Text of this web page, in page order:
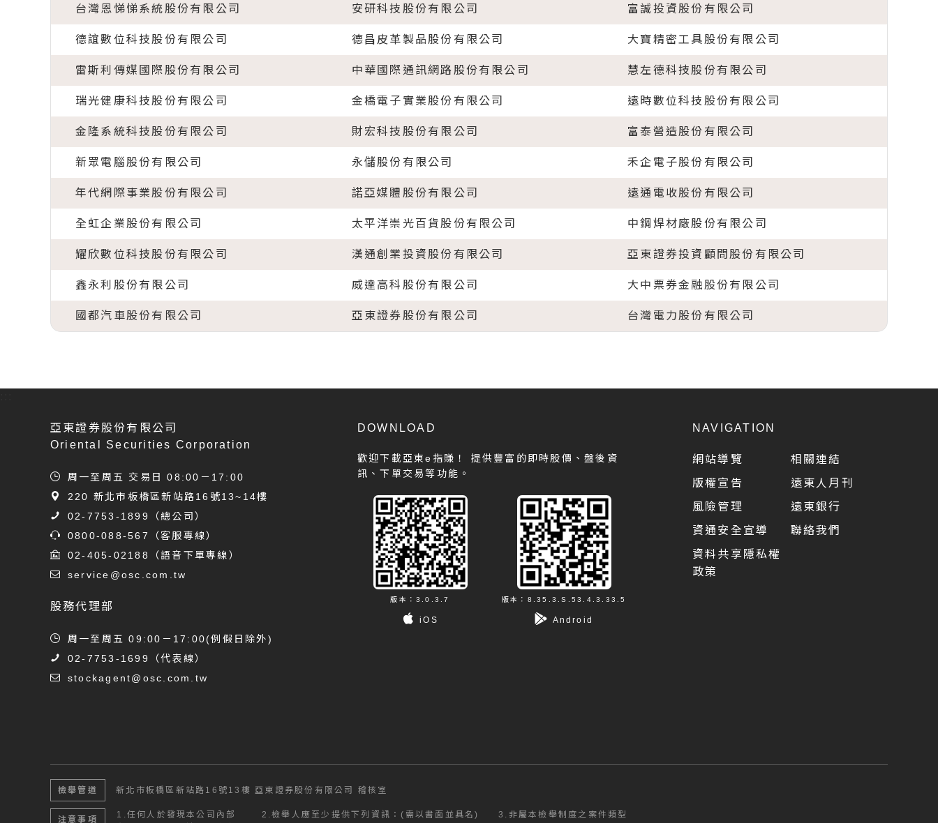
台灣恩悌悌系統股份有限公司 安研科技股份有限公司 富誠投資股份有限公司
德誼數位科技股份有限公司 德昌皮革製品股份有限公司 大寶精密工具股份有限公司
雷斯利傳媒國際股份有限公司 中華國際通訊網路股份有限公司 慧左德科技股份有限公司
瑞光健康科技股份有限公司 金橋電子實業股份有限公司 遠時數位科技股份有限公司
金隆系統科技股份有限公司 財宏科技股份有限公司 富泰營造股份有限公司
新眾電腦股份有限公司 永儲股份有限公司 禾企電子股份有限公司
年代網際事業股份有限公司 諾亞媒體股份有限公司 遠通電收股份有限公司
全虹企業股份有限公司 太平洋崇光百貨股份有限公司 中鋼焊材廠股份有限公司
耀欣數位科技股份有限公司 漢通創業投資股份有限公司 亞東證券投資顧問股份有限公司
鑫永利股份有限公司 威達高科股份有限公司 大中票券金融股份有限公司
國都汽車股份有限公司 亞東證券股份有限公司 台灣電力股份有限公司
亞東證券股份有限公司
Oriental Securities Corporation
周一至周五 交易日 08:00－17:00
220 新北市板橋區新站路16號13~14樓
02-7753-1899
（總公司）
0800-088-567
（客服專線）
02-405-02188
（語音下單專線）
service@osc.com.tw
股務代理部
周一至周五 09:00－17:00(例假日除外)
02-7753-1699
（代表線）
stockagent@osc.com.tw
DOWNLOAD
歡迎下載亞東e指賺！
提供豐富的即時股價、盤後資
訊、下單交易等功能。
版本：3.0.3.7
iOS
版本：8.35.3.S.53.4.3.33.5
Android
NAVIGATION
網站導覽
版權宣告
風險管理
資通安全宣導
資料共享隱私權
政策
相關連結
遠東人月刊
遠東銀行
聯絡我們
檢舉管道 新北市板橋區新站路16號13樓 亞東證券股份有限公司 稽核室
注意事項 1. 任何人於發現本公司內部
2.檢舉人應至少提供下列資訊：(需以書面並具名) 3. 非屬本檢舉制度之案件類型